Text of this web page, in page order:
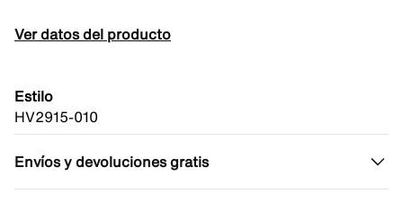
Ver datos del producto
Estilo
HV2915-010
Envíos y devoluciones gratis